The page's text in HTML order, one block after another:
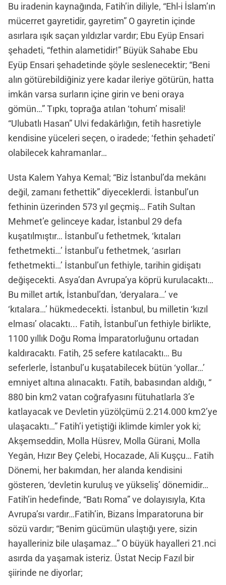
Bu iradenin kaynağında, Fatih’in diliyle, “Ehl-i İslam’ın
mücerret gayretidir, gayretim” O gayretin içinde
asırlara ışık saçan yıldızlar vardır; Ebu Eyüp Ensari
şehadeti, “fethin alametidir!” Büyük Sahabe Ebu
Eyüp Ensari şehadetinde şöyle seslenecektir; “Beni
alın götürebildiğiniz yere kadar ileriye götürün, hatta
imkân varsa surların içine girin ve beni oraya
gömün…” Tıpkı, toprağa atılan ‘tohum’ misali!
“Ulubatlı Hasan” Ulvi fedakârlığın, fetih hasretiyle
kendisine yüceleri seçen, o iradede; ‘fethin şehadeti’
olabilecek kahramanlar…
Usta Kalem Yahya Kemal; “Biz İstanbul’da mekânı
değil, zamanı fethettik” diyeceklerdi. İstanbul’un
fethinin üzerinden 573 yıl geçmiş… Fatih Sultan
Mehmet’e gelinceye kadar, İstanbul 29 defa
kuşatılmıştır… İstanbul’u fethetmek, ‘kıtaları
fethetmekti…’ İstanbul’u fethetmek, ‘asırları
fethetmekti…’ İstanbul’un fethiyle, tarihin gidişatı
değişecekti. Asya’dan Avrupa’ya köprü kurulacaktı…
Bu millet artık, İstanbul’dan, ‘deryalara…’ ve
‘kıtalara…’ hükmedecekti. İstanbul, bu milletin ‘kızıl
elması’ olacaktı... Fatih, İstanbul’un fethiyle birlikte,
1100 yıllık Doğu Roma İmparatorluğunu ortadan
kaldıracaktı. Fatih, 25 sefere katılacaktı… Bu
seferlerle, İstanbul’u kuşatabilecek bütün ‘yollar…’
emniyet altına alınacaktı. Fatih, babasından aldığı, “
880 bin km2 vatan coğrafyasını fütuhatlarla 3’e
katlayacak ve Devletin yüzölçümü 2.214.000 km2’ye
ulaşacaktı…” Fatih’i yetiştiği iklimde kimler yok ki;
Akşemseddin, Molla Hüsrev, Molla Gürani, Molla
Yegân, Hızır Bey Çelebi, Hocazade, Ali Kuşçu… Fatih
Dönemi, her bakımdan, her alanda kendisini
gösteren, ‘devletin kuruluş ve yükseliş’ dönemidir…
Fatih’in hedefinde, “Batı Roma” ve dolayısıyla, Kıta
Avrupa’sı vardır…Fatih’in, Bizans İmparatoruna bir
sözü vardır; “Benim gücümün ulaştığı yere, sizin
hayalleriniz bile ulaşamaz…” O büyük hayalleri 21.nci
asırda da yaşamak isteriz. Üstat Necip Fazıl bir
şiirinde ne diyorlar;